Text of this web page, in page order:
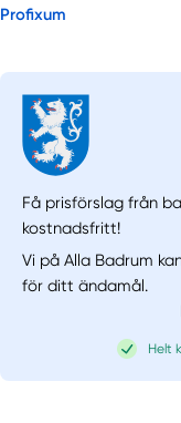
Profixum
Få prisförslag från
kostnadsfritt!
Vi på Alla Badrum
för ditt ändamål.
Helt